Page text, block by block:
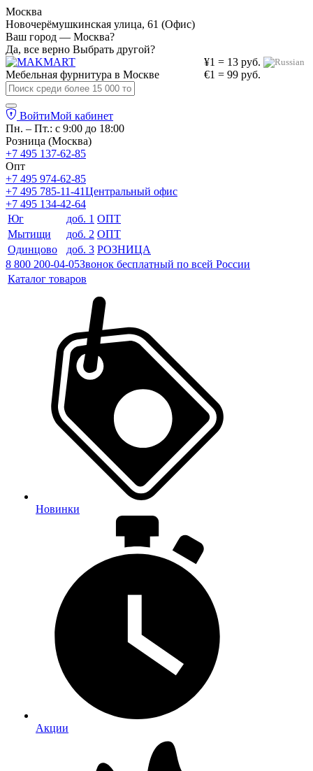
Москва
Новочерёмушкинская улица, 61 (Офис)
Ваш город — Москва?
Да, все верно Выбрать другой?
¥1 = 13 руб.
€1 = 99 руб.
Мебельная фурнитура в Москве
ВойтиМой кабинет
Пн. – Пт.: с 9:00 до 18:00
Розница (Москва)
+7 495 137-62-85
Опт
+7 495 974-62-85
+7 495 785-11-41Центральный офис
+7 495 134-42-64
Юг
доб. 1 ОПТ
Мытищи
доб. 2 ОПТ
Одинцово
доб. 3 РОЗНИЦА
8 800 200-04-05Звонок бесплатный по всей России
Каталог товаров
Новинки
Акции